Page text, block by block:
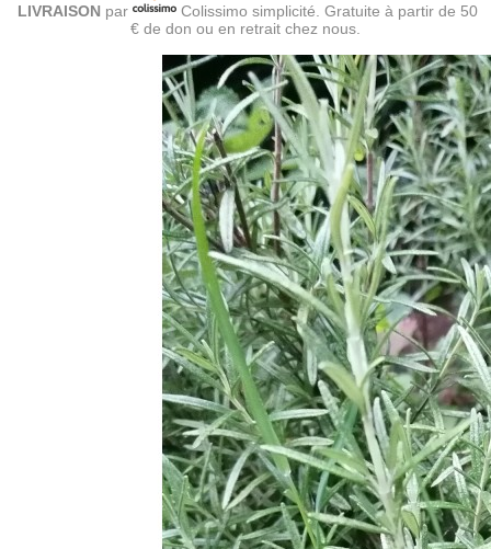
LIVRAISON par
Colissimo simplicité. Gratuite à partir de 50
€ de don ou en retrait chez nous.